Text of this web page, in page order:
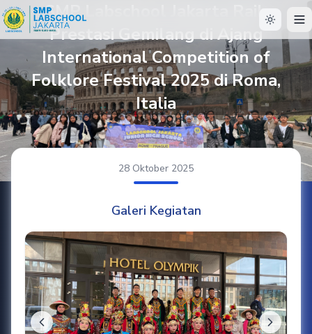
SMP Labschool Jakarta Raih
Prestasi Gemilang di Ajang
International Competition of
Folklore Festival 2025 di Roma,
Italia
28 Oktober 2025
Galeri Kegiatan